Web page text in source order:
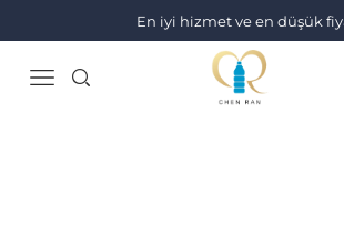
En iyi hizmet ve en düşük